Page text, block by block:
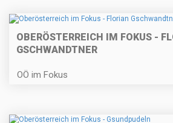
OBERÖSTERREICH IM FOKUS -
GSCHWANDTNER
OÖ im Fokus